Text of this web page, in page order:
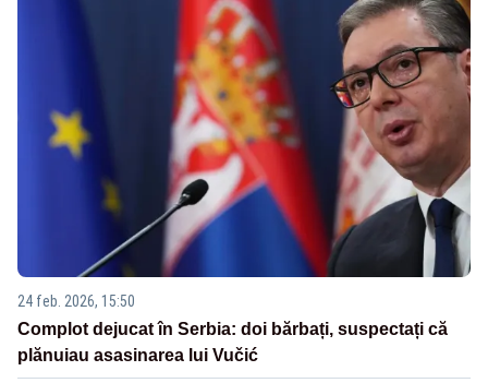
24 feb. 2026, 15:50
Complot dejucat în Serbia: doi bărbați, suspectați că
plănuiau asasinarea lui Vučić